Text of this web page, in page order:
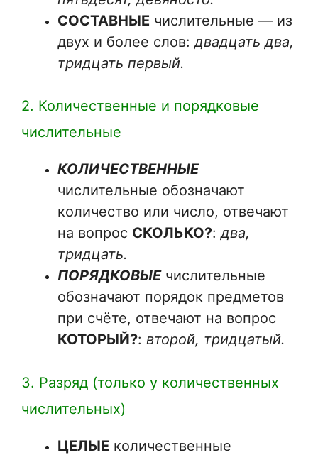
СОСТАВНЫЕ числительные — из
двух и более слов:двадцать два,
тридцать первый.
2. Количественные и порядковые
числительные
КОЛИЧЕСТВЕННЫЕ
числительные обозначают
количество или число, отвечают
на вопрос СКОЛЬКО?:два,
тридцать.
ПОРЯДКОВЫЕчислительные
обозначают порядок предметов
при счёте, отвечают на вопрос
КОТОРЫЙ?: второй, тридцатый.
3. Разряд (только у количественных
числительных)
ЦЕЛЫЕ количественные